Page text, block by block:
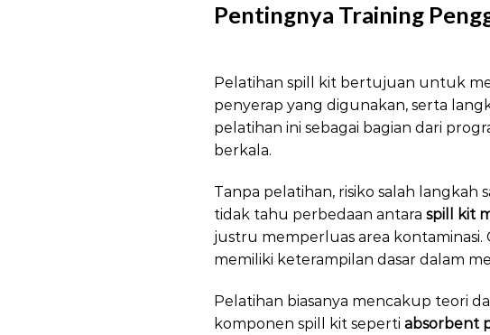
Pentingnya Training
Pelatihan spill kit bertujuan untuk
penyerap yang digunakan, serta
pelatihan ini sebagai bagian dari
berkala.
Tanpa pelatihan, risiko salah langkah
tidak tahu perbedaan antara spill kit
justru memperluas area
memiliki keterampilan dasar dalam
Pelatihan biasanya mencakup teori
komponen spill kit seperti absorbent